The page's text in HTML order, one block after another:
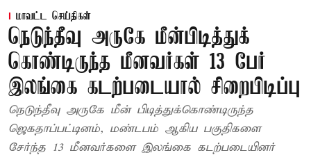
மாவட்ட செய்திகள்
நெடுந்தீவு அருகே மீன்பிடித்துக்
கொண்டிருந்த மீனவர்கள் 13 பேர்
இலங்கை கடற்படையால் சிறைபிடிப்பு
நெடுந்தீவு அருகே மீன் பிடித்துக்கொண்டிருந்த
ஜெகதாப்பட்டினம், மண்டபம் ஆகிய பகுதிகளை
சேர்ந்த 13 மீனவர்களை இலங்கை கடற்படையினர்